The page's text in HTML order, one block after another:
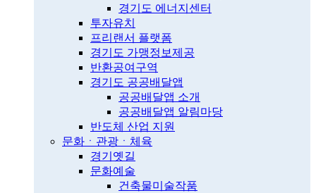
경기도 에너지센터
투자유치
프리랜서 플랫폼
경기도 가맹정보제공
반환공여구역
경기도 공공배달앱
공공배달앱 소개
공공배달앱 알림마당
반도체 산업 지원
문화ㆍ관광ㆍ체육
경기옛길
문화예술
건축물미술작품